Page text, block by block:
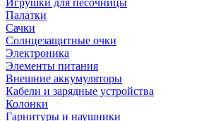
Игрушки для песочницы
Палатки
Сачки
Солнцезащитные очки
Электроника
Элементы питания
Внешние аккумуляторы
Кабели и зарядные устройства
Колонки
Гарнитуры и наушники